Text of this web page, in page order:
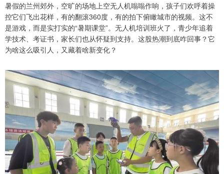
暑假的兰州郊外，空旷的场地上空无人机嗡嗡作响，孩子们欢呼着操
控它们飞出花样，有的翻滚360度，有的拍下俯瞰城市的视频。这不
是游戏，而是实打实的“暑期课堂”。无人机培训班火了，青少年追着
学技术、考证书，家长们也从怀疑到支持。这股热潮到底咋回事？它
为啥这么吸引人，又藏着啥新变化？